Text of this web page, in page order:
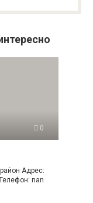
0
Адрес:
nan